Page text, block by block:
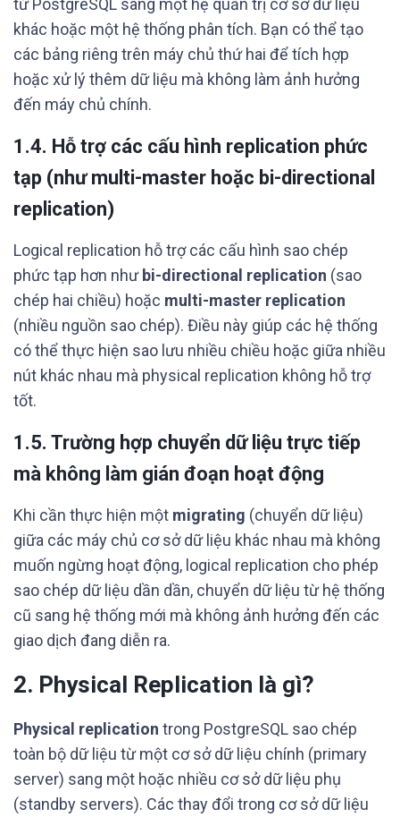
từ PostgreSQL sang một hệ quản trị cơ sở dữ liệu
khác hoặc một hệ thống phân tích. Bạn có thể tạo
các bảng riêng trên máy chủ thứ hai để tích hợp
hoặc xử lý thêm dữ liệu mà không làm ảnh hưởng
đến máy chủ chính.
1.4. Hỗ trợ các cấu hình replication phức
tạp (như multi-master hoặc bi-directional
replication)
Logical replication hỗ trợ các cấu hình sao chép
phức tạp hơn như bi-directional replication (sao
chép hai chiều) hoặc multi-master replication
(nhiều nguồn sao chép). Điều này giúp các hệ thống
có thể thực hiện sao lưu nhiều chiều hoặc giữa nhiều
nút khác nhau mà physical replication không hỗ trợ
tốt.
1.5. Trường hợp chuyển dữ liệu trực tiếp
mà không làm gián đoạn hoạt động
Khi cần thực hiện một migrating (chuyển dữ liệu)
giữa các máy chủ cơ sở dữ liệu khác nhau mà không
muốn ngừng hoạt động, logical replication cho phép
sao chép dữ liệu dần dần, chuyển dữ liệu từ hệ thống
cũ sang hệ thống mới mà không ảnh hưởng đến các
giao dịch đang diễn ra.
2. Physical Replication là gì?
Physical replication trong PostgreSQL sao chép
toàn bộ dữ liệu từ một cơ sở dữ liệu chính (primary
server) sang một hoặc nhiều cơ sở dữ liệu phụ
(standby servers). Các thay đổi trong cơ sở dữ liệu